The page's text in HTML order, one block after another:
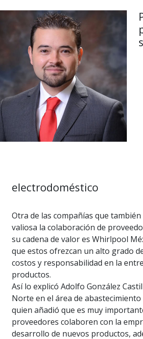
electrodoméstico
Otra de las compañías que
valiosa la colaboración de
su cadena de valor es Whirlpool
que estos ofrezcan un alto grado
costos y responsabilidad en la
productos.
Así lo explicó Adolfo González
Norte en el área de
quien añadió que es muy
proveedores colaboren con la
desarrollo de nuevos productos,